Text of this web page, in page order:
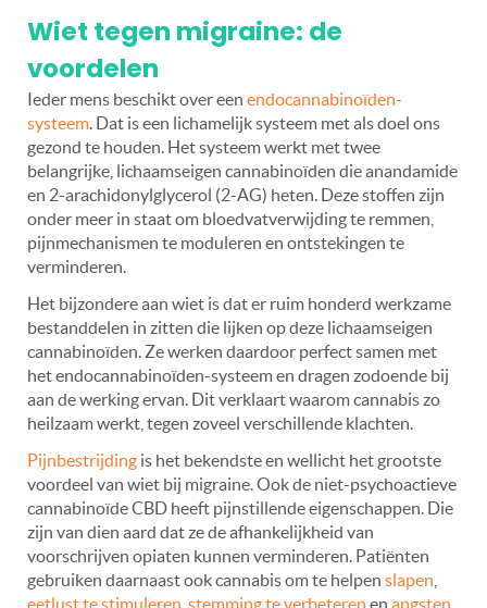
Wiet tegen migraine: de
voordelen
Ieder mens beschikt over een endocannabinoïden-
systeem. Dat is een lichamelijk systeem met als doel ons
gezond te houden. Het systeem werkt met twee
belangrijke, lichaamseigen cannabinoïden die anandamide
en 2-arachidonylglycerol (2-AG) heten. Deze stoffen zijn
onder meer in staat om bloedvatverwijding te remmen,
pijnmechanismen te moduleren en ontstekingen te
verminderen.
Het bijzondere aan wiet is dat er ruim honderd werkzame
bestanddelen in zitten die lijken op deze lichaamseigen
cannabinoïden. Ze werken daardoor perfect samen met
het endocannabinoïden-systeem en dragen zodoende bij
aan de werking ervan. Dit verklaart waarom cannabis zo
heilzaam werkt, tegen zoveel verschillende klachten.
Pijnbestrijding is het bekendste en wellicht het grootste
voordeel van wiet bij migraine. Ook de niet-psychoactieve
cannabinoïde CBD heeft pijnstillende eigenschappen. Die
zijn van dien aard dat ze de afhankelijkheid van
voorschrijven opiaten kunnen verminderen. Patiënten
gebruiken daarnaast ook cannabis om te helpen slapen
eetlust te stimuleren stemming te verbeteren en angsten